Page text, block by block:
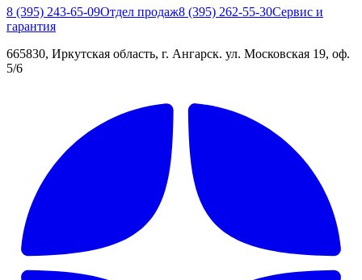
8 (395) 243-65-09Отдел продаж8 (395) 262-55-30Сервис и
гарантия
665830, Иркутская область, г. Ангарск. ул. Московская 19, оф.
5/6